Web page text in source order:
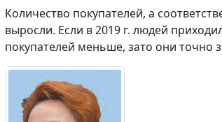
Количество покупателей, а
выросли. Если в 2019 г. людей
покупателей меньше, зато они точно